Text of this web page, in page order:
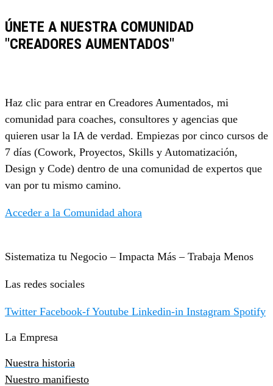
ÚNETE A NUESTRA COMUNIDAD
"CREADORES AUMENTADOS"
Haz clic para entrar en Creadores Aumentados, mi
comunidad para coaches, consultores y agencias que
quieren usar la IA de verdad. Empiezas por cinco cursos de
7 días (Cowork, Proyectos, Skills y Automatización,
Design y Code) dentro de una comunidad de expertos que
van por tu mismo camino.
Acceder a la Comunidad ahora
Sistematiza tu Negocio – Impacta Más – Trabaja Menos
Las redes sociales
Twitter Facebook-f Youtube Linkedin-in Instagram Spotify
La Empresa
Nuestra historia
Nuestro manifiesto